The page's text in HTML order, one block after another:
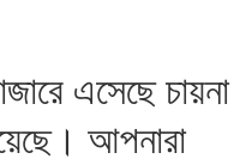
এসেছে চায়না
আপনারা